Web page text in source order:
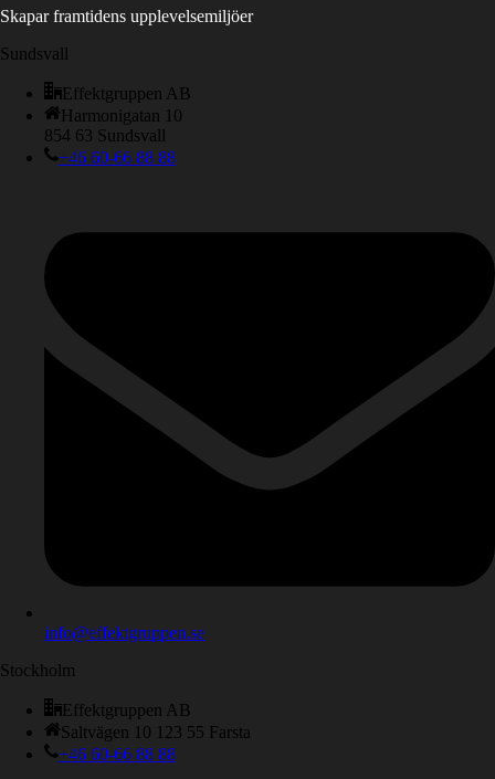
Skapar framtidens upplevelsemiljöer
Sundsvall
Effektgruppen AB
Harmonigatan 10
854 63 Sundsvall
+46 60-66 88 88
info@effektgruppen.se
Stockholm
Effektgruppen AB
Saltvägen 10 123 55 Farsta
+46 60-66 88 88